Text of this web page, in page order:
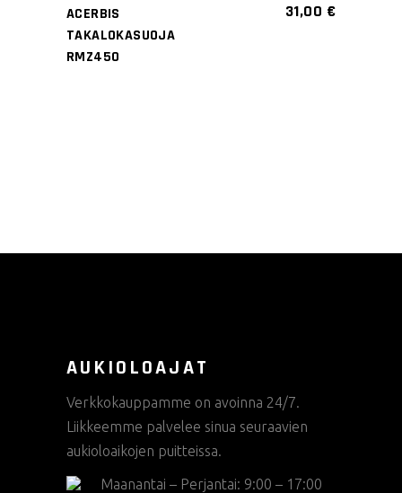
on
ACERBIS
TAKALOKASUOJA
RMZ450
31,00 €
AUKIOLOAJAT
Verkkokauppamme on avoinna 24/7.
Liikkeemme palvelee sinua seuraavien
aukioloaikojen puitteissa.
Maanantai – Perjantai: 9:00 – 17:00